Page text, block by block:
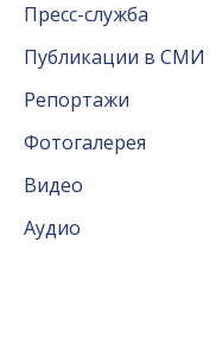
Пресс-служба
Публикации в СМИ
Репортажи
Фотогалерея
Видео
Аудио